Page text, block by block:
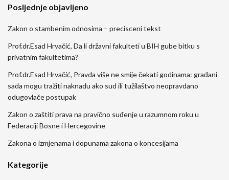
Posljednje objavljeno
Zakon o stambenim odnosima – precisceni tekst
Prof.dr.Esad Hrvačić, Da li državni fakulteti u BIH gube bitku s
privatnim fakultetima?
Prof.dr.Esad Hrvačić, Pravda više ne smije čekati godinama: građani
sada mogu tražiti naknadu ako sud ili tužilaštvo neopravdano
odugovlače postupak
Zakon o zaštiti prava na pravično suđenje u razumnom roku u
Federaciji Bosne i Hercegovine
Zakona o izmjenama i dopunama zakona o koncesijama
Kategorije